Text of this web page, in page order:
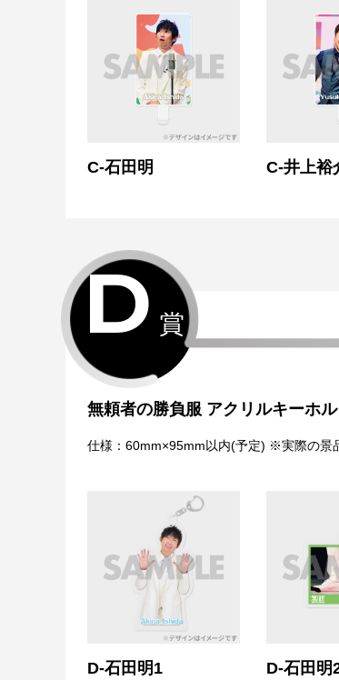
C-石田明 C-井上裕
D 賞
無頼者の勝負服 アクリルキーホ
仕様：60mm×95mm以内(予定) ※実際の景
D-石田明1 D-石田明